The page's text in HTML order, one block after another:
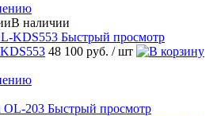
В наличии
Быстрый просмотр
48 100 руб. / шт
Быстрый просмотр